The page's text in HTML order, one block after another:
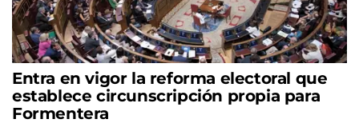
Entra en vigor la reforma electoral que
establece circunscripción propia para
Formentera